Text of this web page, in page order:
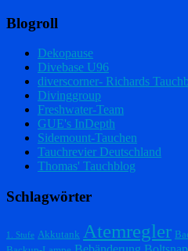
Blogroll
Dekopause
Divebase U96
diverscorner- Richards
Divinggroup
Freshwater-Team
GUE's InDepth
Sidemount-Tauchen
Tauchrevier Deutschland
Thomas' Tauchblog
Schlagwörter
1. Stufe Akkutank Atemregler